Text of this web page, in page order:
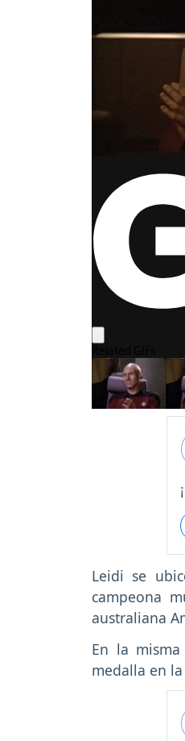
Leidi se
campeona
australiana
En la
medalla en